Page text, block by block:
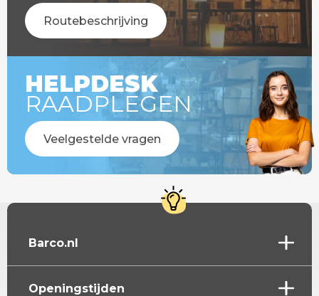
Routebeschrijving
HELPDESK
RAADPLEGEN
Veelgestelde vragen
Barco.nl
Openingstijden